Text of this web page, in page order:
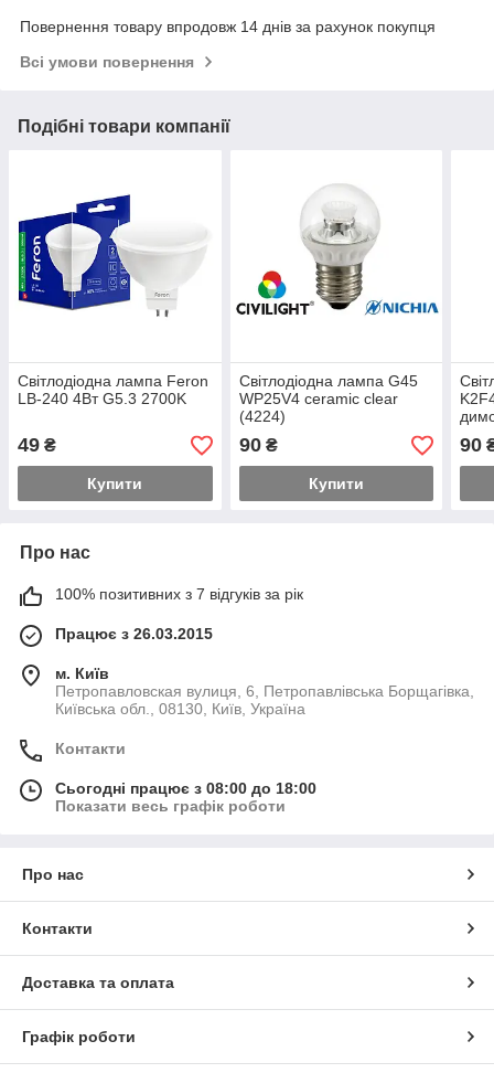
Повернення товару впродовж 14 днів за рахунок покупця
Всі умови повернення
Подібні товари компанії
Світлодіодна лампа Feron
LB-240 4Вт G5.3 2700K
49 ₴
Купити
Світлодіодна лампа G45
WP25V4 ceramic clear
(4224)
90₴
Купити
90
Про нас
100% позитивних з 7 відгуків за рік
Працює з 26.03.2015
м. Київ
Петропавловская вулиця, 6, Петропавлівська Борщагівка,
Київська обл., 08130, Київ, Україна
Контакти
Сьогодні працює з 08:00 до 18:00
Показати весь графік роботи
Про нас
Контакти
Доставка та оплата
Графік роботи